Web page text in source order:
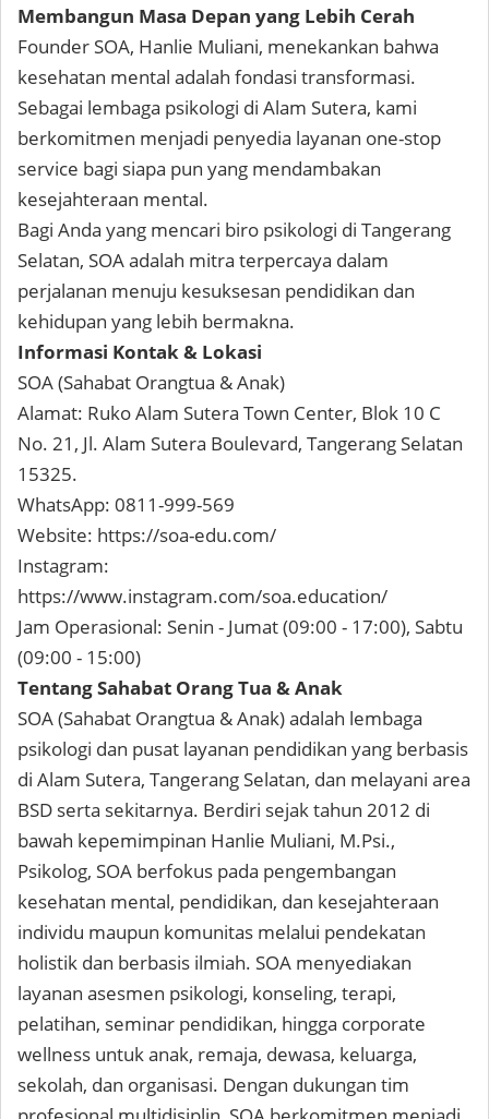
Membangun Masa Depan yang Lebih Cerah
Founder SOA, Hanlie Muliani, menekankan bahwa
kesehatan mental adalah fondasi transformasi.
Sebagai lembaga psikologi di Alam Sutera, kami
berkomitmen menjadi penyedia layanan one-stop
service bagi siapa pun yang mendambakan
kesejahteraan mental.
Bagi Anda yang mencari biro psikologi di Tangerang
Selatan, SOA adalah mitra terpercaya dalam
perjalanan menuju kesuksesan pendidikan dan
kehidupan yang lebih bermakna.
Informasi Kontak & Lokasi
SOA (Sahabat Orangtua & Anak)
Alamat: Ruko Alam Sutera Town Center, Blok 10 C
No. 21, Jl. Alam Sutera Boulevard, Tangerang Selatan
15325.
WhatsApp: 0811-999-569
Website: https://soa-edu.com/
Instagram:
https://www.instagram.com/soa.education/
Jam Operasional: Senin - Jumat (09:00 - 17:00), Sabtu
(09:00 - 15:00)
Tentang Sahabat Orang Tua & Anak
SOA (Sahabat Orangtua & Anak) adalah lembaga
psikologi dan pusat layanan pendidikan yang berbasis
di Alam Sutera, Tangerang Selatan, dan melayani area
BSD serta sekitarnya. Berdiri sejak tahun 2012 di
bawah kepemimpinan Hanlie Muliani, M.Psi.,
Psikolog, SOA berfokus pada pengembangan
kesehatan mental, pendidikan, dan kesejahteraan
individu maupun komunitas melalui pendekatan
holistik dan berbasis ilmiah. SOA menyediakan
layanan asesmen psikologi, konseling, terapi,
pelatihan, seminar pendidikan, hingga corporate
wellness untuk anak, remaja, dewasa, keluarga,
sekolah, dan organisasi. Dengan dukungan tim